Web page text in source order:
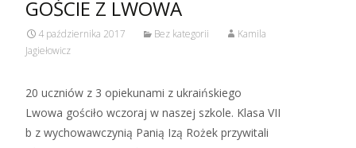
GOŚCIE Z LWOWA
4 października 2017 Bez kategorii
Kamila
Jagiełowicz
20 uczniów z 3 opiekunami z ukraińskiego
Lwowa gościło wczoraj w naszej szkole. Klasa VII
b z wychowawczynią Panią Izą Rożek przywitali